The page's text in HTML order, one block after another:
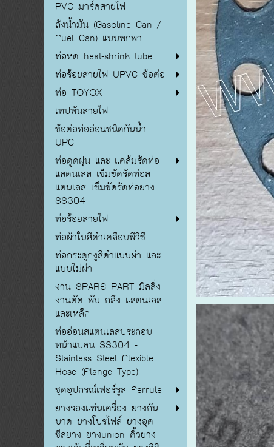
PVC มาร์คสายไฟ
ถังน้ำมัน (Gasoline Can /
Fuel Can) แบบพกพา
ท่อหด heat-shrink tube
ท่อร้อยสายไฟ UPVC ข้อต่อ
ท่อ TOYOX
เทปพันสายไฟ
ข้อต่อท่ออ่อนชนิดกันน้ำ
UPC
ท่อดูดฝุ่น และ แคล้มรัดท่อ
แสตนเลส เข็มขัดรัดท่อส
แตนเลส เข็มขัดรัดท่อยาง
SS304
ท่อร้อยสายไฟ
ท่อผ้าใบสีดำเคลือบพีวีซี
ท่อกระดูกงูสีดำแบบผ่า และ
แบบไม่ผ่า
งาน SPARE PART มิลลิ่ง
งานตัด พับ กลึง แสตนเลส
และเหล็ก
ท่ออ่อนสแตนเลสประกอบ
หน้าแปลน SS304 -
Stainless Steel Flexible
Hose (Flange Type)
ชุดอุปกรณ์เฟอร์รูล Ferrule
ยางรองแท่นเครื่อง ยางกัน
บาด ยางโปรไฟล์ ยางอุด
ซีลยาง ยางunion คิ้วยาง